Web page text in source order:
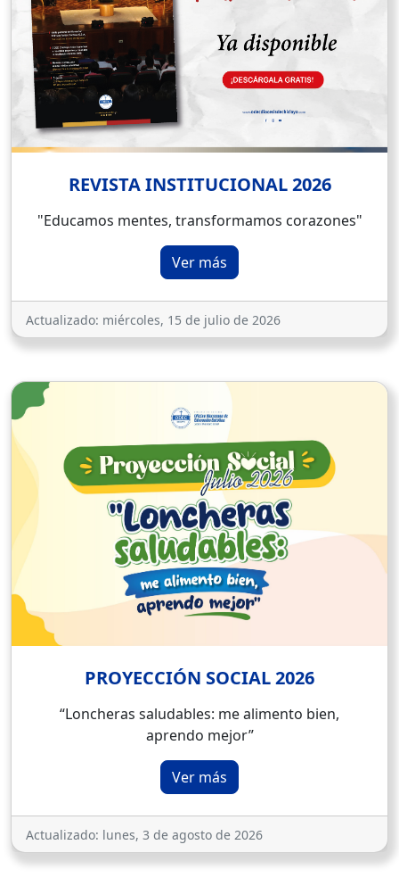
REVISTA INSTITUCIONAL 2026
"Educamos mentes, transformamos corazones"
Ver más
Actualizado: miércoles, 15 de julio de 2026
PROYECCIÓN SOCIAL 2026
“Loncheras saludables: me alimento bien,
aprendo mejor”
Ver más
Actualizado: lunes, 3 de agosto de 2026